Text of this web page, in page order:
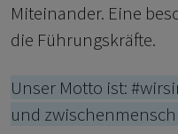
Miteinander. Eine
die Führungskräfte.
Unser Motto ist:
und